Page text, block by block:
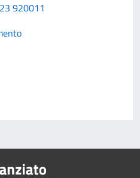
920011